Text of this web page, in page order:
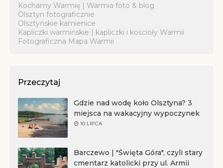
Kochamy Warmię | Warmia foto & blog
Olsztyn fotograficznie
Olsztyńskie kamienice
Kapliczki warmińskie | kapliczki i kościoły Warmii
Fotograficzna Mapa Warmii
Przeczytaj
Gdzie nad wodę koło Olsztyna? 3
miejsca na wakacyjny wypoczynek
10 LIPCA
Barczewo | "Święta Góra", czyli stary
cmentarz katolicki przy ul. Armii